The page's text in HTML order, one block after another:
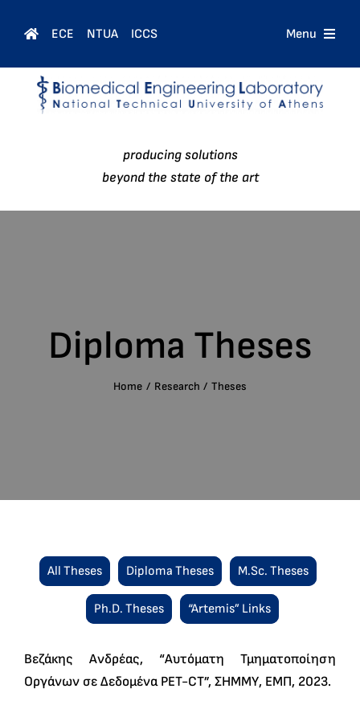
ECE NTUA ICCS Menu
Home
Contact
producing solutions
beyond the state of the art
Diploma Theses
Home Research Theses
All Theses Diploma Theses M.Sc. Theses
Ph.D. Theses “Artemis” Links
Βεζάκης Ανδρέας, “Αυτόματη Τμηματοποίηση
Οργάνων σε Δεδομένα PET-CT”, ΣΗΜΜΥ, ΕΜΠ, 2023.